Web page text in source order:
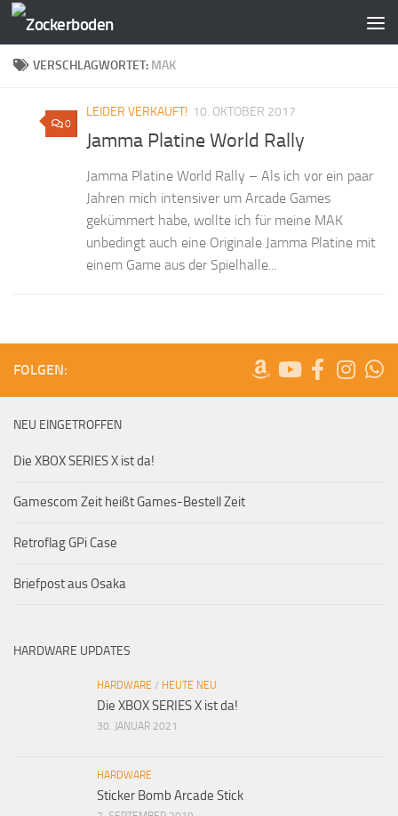
Zum Inhalt springen
VERSCHLAGWORTET: MAK
0
LEIDER VERKAUFT! 10. OKTOBER 2017
Jamma Platine World Rally
Jamma Platine World Rally – Als ich vor ein paar
Jahren mich intensiver um Arcade Games
gekümmert habe, wollte ich für meine MAK
unbedingt auch eine Originale Jamma Platine mit
einem Game aus der Spielhalle...
FOLGEN:
NEU EINGETROFFEN
Die XBOX SERIES X ist da!
Gamescom Zeit heißt Games-Bestell Zeit
Retroflag GPi Case
Briefpost aus Osaka
HARDWARE UPDATES
HARDWARE / HEUTE NEU
Die XBOX SERIES X ist da!
30. JANUAR 2021
HARDWARE
Sticker Bomb Arcade Stick